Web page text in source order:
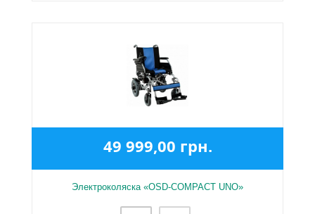
49 999,00 грн.
Электроколяска «OSD-COMPACT UNO»